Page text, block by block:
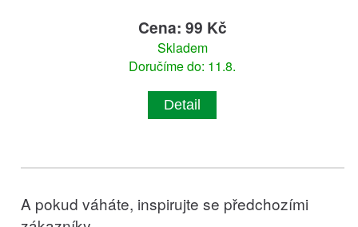
Cena: 99 Kč
Skladem
Doručíme do: 11.8.
Detail
A pokud váháte, inspirujte se předchozími